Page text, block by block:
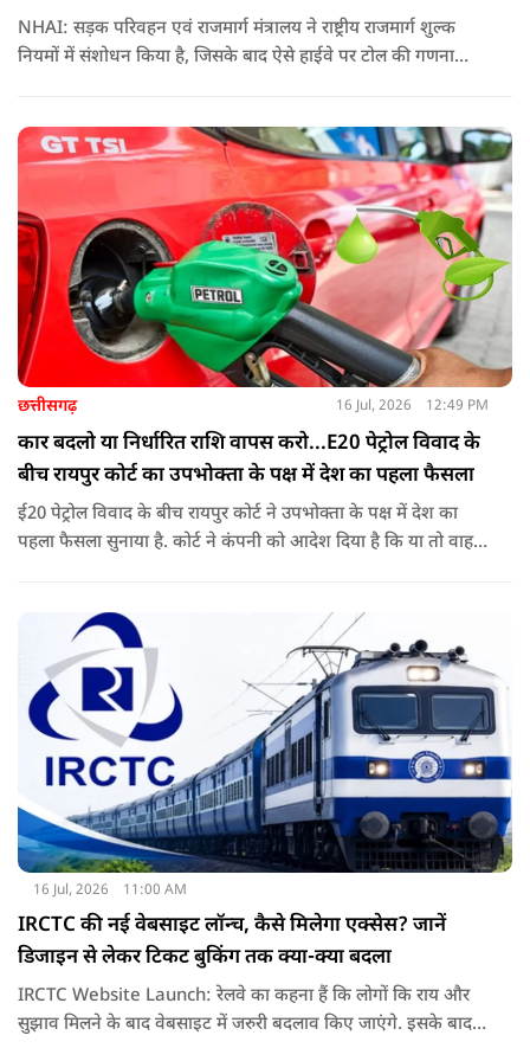
NHAI: सड़क परिवहन एवं राजमार्ग मंत्रालय ने राष्ट्रीय राजमार्ग शुल्क
नियमों में संशोधन किया है, जिसके बाद ऐसे हाईवे पर टोल की गणना
छत्तीसगढ़ 16 Jul, 2026 12:49 PM
कार बदलो या निर्धारित राशि वापस करो...E20 पेट्रोल विवाद के
बीच रायपुर कोर्ट का उपभोक्ता के पक्ष में देश का पहला फैसला
ई20 पेट्रोल विवाद के बीच रायपुर कोर्ट ने उपभोक्ता के पक्ष में देश का
पहला फैसला सुनाया है. कोर्ट ने कंपनी को आदेश दिया है कि या तो वाहन
16 Jul, 2026 11:00 AM
IRCTC की नई वेबसाइट लॉन्च, कैसे मिलेगा एक्सेस? जानें
डिजाइन से लेकर टिकट बुकिंग तक क्या-क्या बदला
IRCTC Website Launch: रेलवे का कहना हैं कि लोगों कि राय और
सुझाव मिलने के बाद वेबसाइट में जरुरी बदलाव किए जाएंगे. इसके बाद